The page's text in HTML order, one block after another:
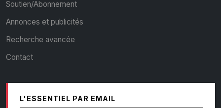
Soutien/Abonnement
Annonces et publicités
Recherche avancée
Contact
L'ESSENTIEL PAR EMAIL